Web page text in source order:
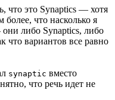
что это Synaptics — хотя
более, что насколько я
либо Synaptics, либо
что вариантов все равно
synaptic вместо
что речь идет не